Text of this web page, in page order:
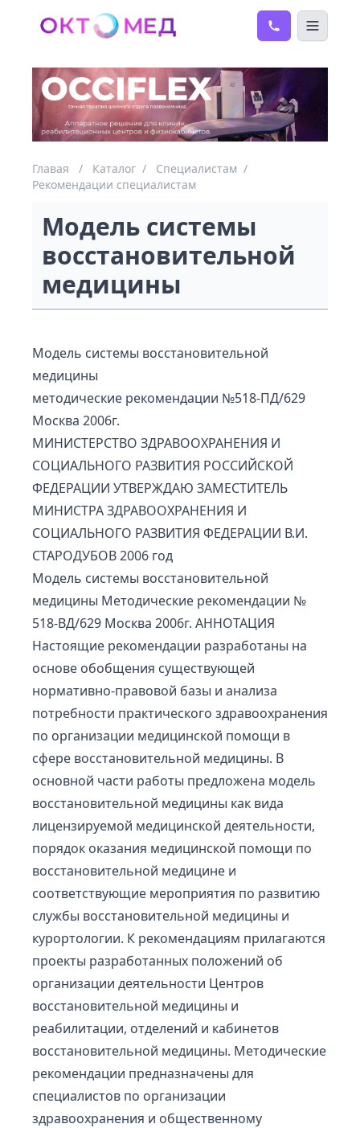
Главая / Каталог / Специалистам /
Рекомендации специалистам
Модель системы
восстановительной
медицины
Модель системы восстановительной
медицины
методические рекомендации №518-ПД/629
Москва 2006г.
МИНИСТЕРСТВО ЗДРАВООХРАНЕНИЯ И
СОЦИАЛЬНОГО РАЗВИТИЯ РОССИЙСКОЙ
ФЕДЕРАЦИИ УТВЕРЖДАЮ ЗАМЕСТИТЕЛЬ
МИНИСТРА ЗДРАВООХРАНЕНИЯ И
СОЦИАЛЬНОГО РАЗВИТИЯ ФЕДЕРАЦИИ В.И.
СТАРОДУБОВ 2006 год
Модель системы восстановительной
медицины Методические рекомендации №
518-ВД/629 Москва 2006г. АННОТАЦИЯ
Настоящие рекомендации разработаны на
основе обобщения существующей
нормативно-правовой базы и анализа
потребности практического здравоохранения
по организации медицинской помощи в
сфере восстановительной медицины. В
основной части работы предложена модель
восстановительной медицины как вида
лицензируемой медицинской деятельности,
порядок оказания медицинской помощи по
восстановительной медицине и
соответствующие мероприятия по развитию
службы восстановительной медицины и
курортологии. К рекомендациям прилагаются
проекты разработанных положений об
организации деятельности Центров
восстановительной медицины и
реабилитации, отделений и кабинетов
восстановительной медицины. Методические
рекомендации предназначены для
специалистов по организации
здравоохранения и общественному